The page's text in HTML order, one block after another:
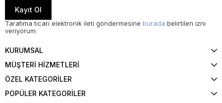
Kayıt Ol
Tarafıma ticari elektronik ileti göndermesine burada belirtilen izni
veriyorum.
KURUMSAL
MÜŞTERİ HİZMETLERİ
ÖZEL KATEGORİLER
POPÜLER KATEGORİLER